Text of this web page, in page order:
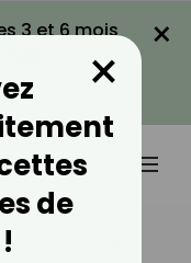
3 et 6 mois
×
Pour La Santé ?
de
×